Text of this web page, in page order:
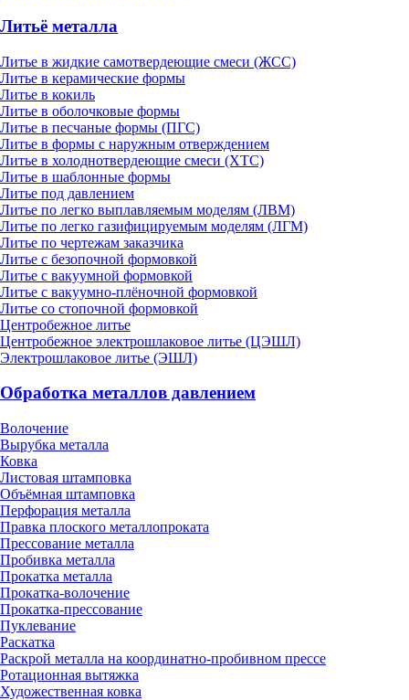
Литьё металла
Литье в жидкие самотвердеющие смеси (ЖСС)
Литье в керамические формы
Литье в кокиль
Литье в оболочковые формы
Литье в песчаные формы (ПГС)
Литье в формы с наружным отверждением
Литье в холоднотвердеющие смеси (ХТС)
Литье в шаблонные формы
Литье под давлением
Литье по легко выплавляемым моделям (ЛВМ)
Литье по легко газифицируемым моделям (ЛГМ)
Литье по чертежам заказчика
Литье с безопочной формовкой
Литье с вакуумной формовкой
Литье с вакуумно-плёночной формовкой
Литье со стопочной формовкой
Центробежное литье
Центробежное электрошлаковое литье (ЦЭШЛ)
Электрошлаковое литье (ЭШЛ)
Обработка металлов давлением
Волочение
Вырубка металла
Ковка
Листовая штамповка
Объёмная штамповка
Перфорация металла
Правка плоского металлопроката
Прессование металла
Пробивка металла
Прокатка металла
Прокатка-волочение
Прокатка-прессование
Пуклевание
Раскатка
Раскрой металла на координатно-пробивном прессе
Ротационная вытяжка
Художественная ковка